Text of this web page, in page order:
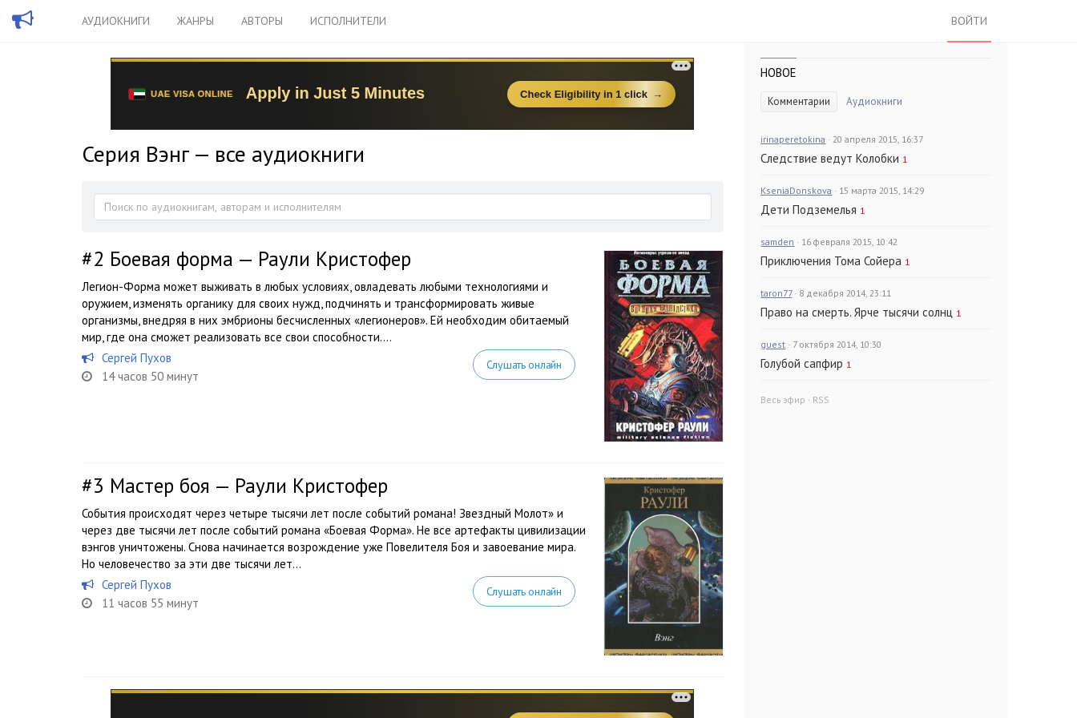
АУДИОКНИГИ ЖАНРЫ АВТОРЫ ИСПОЛНИТЕЛИ ВОЙТИ
Серия Вэнг — все аудиокниги
#2 Боевая форма — Раули Кристофер
Легион-Форма может выживать в любых условиях, овладевать любыми технологиями и
оружием, изменять органику для своих нужд, подчинять и трансформировать живые
организмы, внедряя в них эмбрионы бесчисленных «легионеров». Ей необходим обитаемый
мир, где она сможет реализовать все свои способности....
Сергей Пухов
14 часов 50 минут
Слушать онлайн
#3 Мастер боя — Раули Кристофер
События происходят через четыре тысячи лет после событий романа! Звездный Молот» и
через две тысячи лет после событий романа «Боевая Форма». Не все артефакты цивилизации
вэнгов уничтожены. Снова начинается возрождение уже Повелителя Боя и завоевание мира.
Но человечество за эти две тысячи лет...
Сергей Пухов
11 часов 55 минут
Слушать онлайн
НОВОЕ
Комментарии Аудиокниги
irinaperetokina · 20 апреля 2015, 16:37
Следствие ведут Колобки 1
KseniaDonskova · 15 марта 2015, 14:29
Дети Подземелья 1
samden · 16 февраля 2015, 10:42
Приключения Тома Сойера 1
taron77 · 8 декабря 2014, 23:11
Право на смерть. Ярче тысячи солнц 1
guest · 7 октября 2014, 10:30
Голубой сапфир 1
Весь эфир · RSS